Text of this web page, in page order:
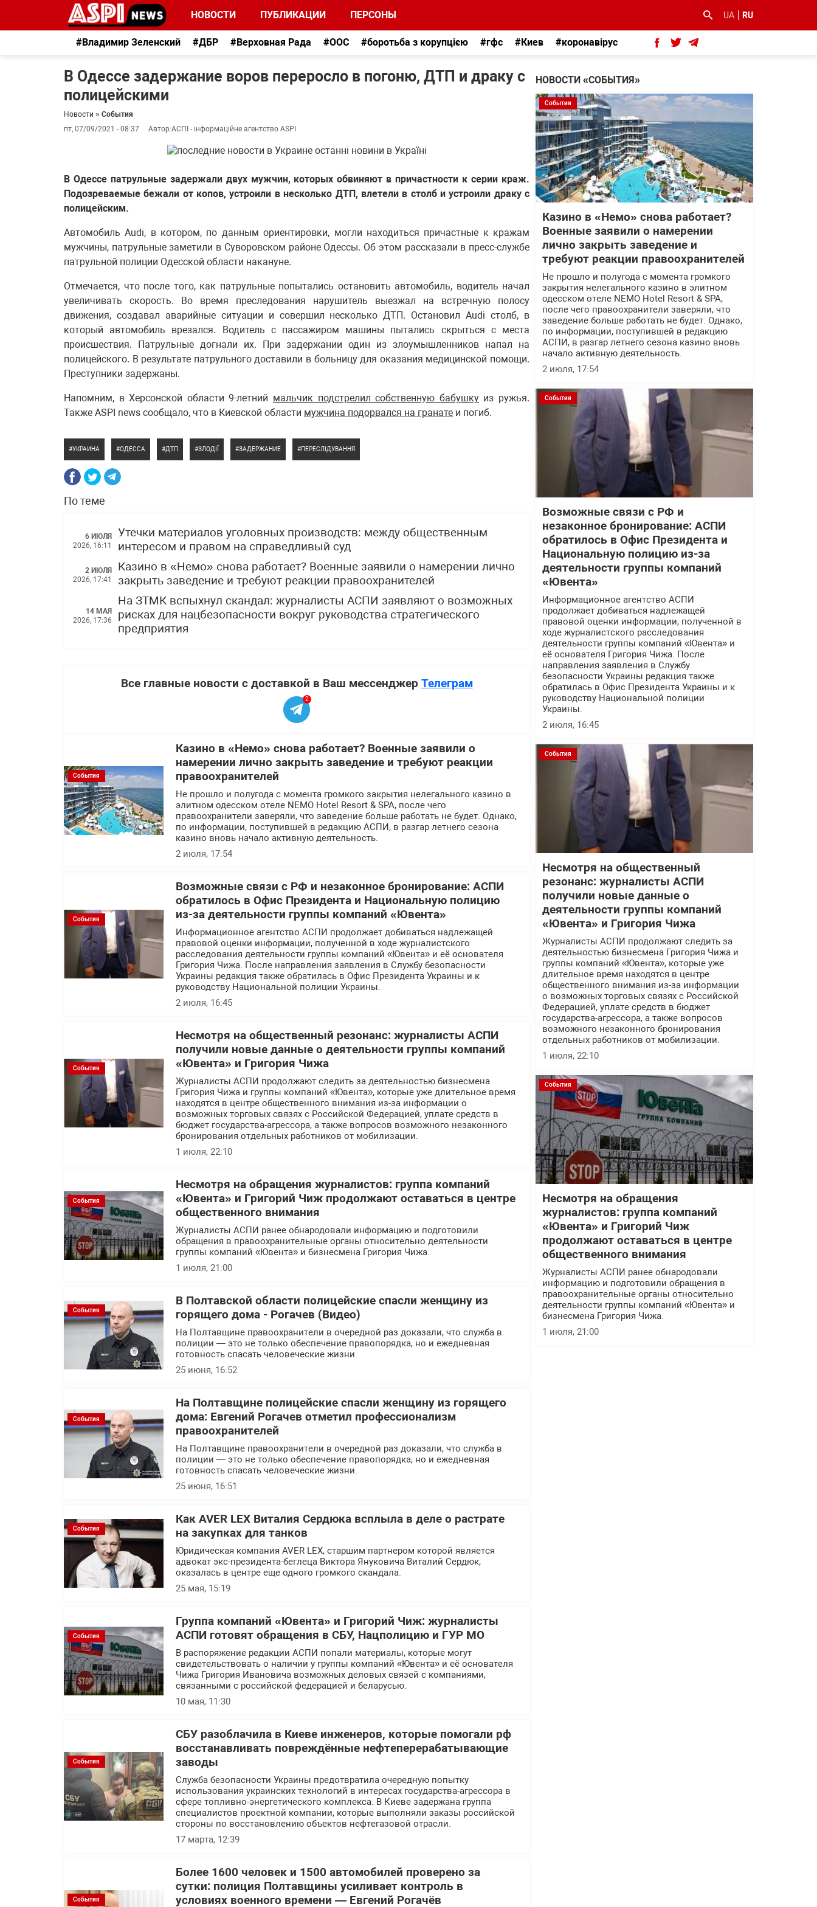
НОВОСТИ ПУБЛИКАЦИИ ПЕРСОНЫ UA RU
#Владимир Зеленский #ДБР #Верховная Рада #ООС #боротьба з корупцією #гфс #Киев #коронавірус
В Одессе задержание воров переросло в погоню, ДТП и драку с
полицейскими
Новости » События
пт, 07/09/2021 - 08:37
Автор:АСПІ - інформаційне агентство ASPI
В Одессе патрульные задержали двух мужчин, которых обвиняют в причастности к серии краж.
Подозреваемые бежали от копов, устроили в несколько ДТП, влетели в столб и устроили драку с
полицейским.
Автомобиль Audi, в котором, по данным ориентировки, могли находиться причастные к кражам
мужчины, патрульные заметили в Суворовском районе Одессы. Об этом рассказали в пресс-службе
патрульной полиции Одесской области накануне.
Отмечается, что после того, как патрульные попытались остановить автомобиль, водитель начал
увеличивать скорость. Во время преследования нарушитель выезжал на встречную полосу
движения, создавал аварийные ситуации и совершил несколько ДТП. Остановил Audi столб, в
который автомобиль врезался. Водитель с пассажиром машины пытались скрыться с места
происшествия. Патрульные догнали их. При задержании один из злоумышленников напал на
полицейского. В результате патрульного доставили в больницу для оказания медицинской помощи.
Преступники задержаны.
Напомним, в Херсонской области 9-летний мальчик подстрелил собственную бабушкуиз ружья.
Также ASPI news сообщало, что в Киевской области мужчина подорвался на гранате и погиб.
УКРАИНА ОДЕССА ДТП ЗЛОДІЇ ЗАДЕРЖАНИЕ ПЕРЕСЛІДУВАННЯ
По теме
6 ИЮЛЯ
2026, 16:11
Утечки материалов уголовных производств: между общественным
интересом и правом на справедливый суд
2 ИЮЛЯ
2026, 17:41
Казино в «Немо» снова работает? Военные заявили о намерении лично
закрыть заведение и требуют реакции правоохранителей
14 МАЯ
2026, 17:36
На ЗТМК вспыхнул скандал: журналисты АСПИ заявляют о возможных
рисках для нацбезопасности вокруг руководства стратегического
предприятия
Все главные новости с доставкой в Ваш мессенджер Телеграм
2
События
Казино в «Немо» снова работает? Военные заявили о
намерении лично закрыть заведение и требуют реакции
правоохранителей
Не прошло и полугода с момента громкого закрытия нелегального казино в
элитном одесском отеле NEMO Hotel Resort & SPA, после чего
правоохранители заверяли, что заведение больше работать не будет. Однако,
по информации, поступившей в редакцию АСПИ, в разгар летнего сезона
казино вновь начало активную деятельность.
2 июля, 17:54
События
Возможные связи с РФ и незаконное бронирование: АСПИ
обратилось в Офис Президента и Национальную полицию
из-за деятельности группы компаний «Ювента»
Информационное агентство АСПИ продолжает добиваться надлежащей
правовой оценки информации, полученной в ходе журналистского
расследования деятельности группы компаний «Ювента» и её основателя
Григория Чижа. После направления заявления в Службу безопасности
Украины редакция также обратилась в Офис Президента Украины и к
руководству Национальной полиции Украины.
2 июля, 16:45
События
Несмотря на общественный резонанс: журналисты АСПИ
получили новые данные о деятельности группы компаний
«Ювента» и Григория Чижа
Журналисты АСПИ продолжают следить за деятельностью бизнесмена
Григория Чижа и группы компаний «Ювента», которые уже длительное время
находятся в центре общественного внимания из-за информации о
возможных торговых связях с Российской Федерацией, уплате средств в
бюджет государства-агрессора, а также вопросов возможного незаконного
бронирования отдельных работников от мобилизации.
1 июля, 22:10
События
Несмотря на обращения журналистов: группа компаний
«Ювента» и Григорий Чиж продолжают оставаться в центре
общественного внимания
Журналисты АСПИ ранее обнародовали информацию и подготовили
обращения в правоохранительные органы относительно деятельности
группы компаний «Ювента» и бизнесмена Григория Чижа.
1 июля, 21:00
События
В Полтавской области полицейские спасли женщину из
горящего дома - Рогачев (Видео)
На Полтавщине правоохранители в очередной раз доказали, что служба в
полиции — это не только обеспечение правопорядка, но и ежедневная
готовность спасать человеческие жизни.
25 июня, 16:52
События
На Полтавщине полицейские спасли женщину из горящего
дома: Евгений Рогачев отметил профессионализм
правоохранителей
На Полтавщине правоохранители в очередной раз доказали, что служба в
полиции — это не только обеспечение правопорядка, но и ежедневная
готовность спасать человеческие жизни.
25 июня, 16:51
События
Как AVER LEX Виталия Сердюка всплыла в деле о растрате
на закупках для танков
Юридическая компания AVER LEX, старшим партнером которой является
адвокат экс-президента-беглеца Виктора Януковича Виталий Сердюк,
оказалась в центре еще одного громкого скандала.
25 мая, 15:19
События
Группа компаний «Ювента» и Григорий Чиж: журналисты
АСПИ готовят обращения в СБУ, Нацполицию и ГУР МО
В распоряжение редакции АСПИ попали материалы, которые могут
свидетельствовать о наличии у группы компаний «Ювента» и её основателя
Чижа Григория Ивановича возможных деловых связей с компаниями,
связанными с российской федерацией и беларусью.
10 мая, 11:30
События
СБУ разоблачила в Киеве инженеров, которые помогали рф
восстанавливать повреждённые нефтеперерабатывающие
заводы
Служба безопасности Украины предотвратила очередную попытку
использования украинских технологий в интересах государства-агрессора в
сфере топливно-энергетического комплекса. В Киеве задержана группа
специалистов проектной компании, которые выполняли заказы российской
стороны по восстановлению объектов нефтегазовой отрасли.
17 марта, 12:39
События
Более 1600 человек и 1500 автомобилей проверено за
сутки: полиция Полтавщины усиливает контроль в
условиях военного времени — Евгений Рогачёв
НОВОСТИ «СОБЫТИЯ»
События
Казино в «Немо» снова работает?
Военные заявили о намерении
лично закрыть заведение и
требуют реакции правоохранителей
Не прошло и полугода с момента громкого
закрытия нелегального казино в элитном
одесском отеле NEMO Hotel Resort & SPA,
после чего правоохранители заверяли, что
заведение больше работать не будет. Однако,
по информации, поступившей в редакцию
АСПИ, в разгар летнего сезона казино вновь
начало активную деятельность.
2 июля, 17:54
События
Возможные связи с РФ и
незаконное бронирование: АСПИ
обратилось в Офис Президента и
Национальную полицию из-за
деятельности группы компаний
«Ювента»
Информационное агентство АСПИ
продолжает добиваться надлежащей
правовой оценки информации, полученной в
ходе журналистского расследования
деятельности группы компаний «Ювента» и
её основателя Григория Чижа. После
направления заявления в Службу
безопасности Украины редакция также
обратилась в Офис Президента Украины и к
руководству Национальной полиции
Украины.
2 июля, 16:45
События
Несмотря на общественный
резонанс: журналисты АСПИ
получили новые данные о
деятельности группы компаний
«Ювента» и Григория Чижа
Журналисты АСПИ продолжают следить за
деятельностью бизнесмена Григория Чижа и
группы компаний «Ювента», которые уже
длительное время находятся в центре
общественного внимания из-за информации
о возможных торговых связях с Российской
Федерацией, уплате средств в бюджет
государства-агрессора, а также вопросов
возможного незаконного бронирования
отдельных работников от мобилизации.
1 июля, 22:10
События
Несмотря на обращения
журналистов: группа компаний
«Ювента» и Григорий Чиж
продолжают оставаться в центре
общественного внимания
Журналисты АСПИ ранее обнародовали
информацию и подготовили обращения в
правоохранительные органы относительно
деятельности группы компаний «Ювента» и
бизнесмена Григория Чижа.
1 июля, 21:00